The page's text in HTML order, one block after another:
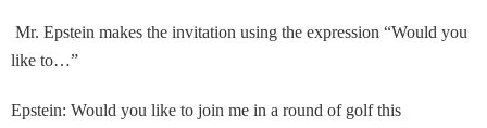
Mr. Epstein makes the invitation using the expression “Would you
like to…”
Epstein: Would you like to join me in a round of golf this